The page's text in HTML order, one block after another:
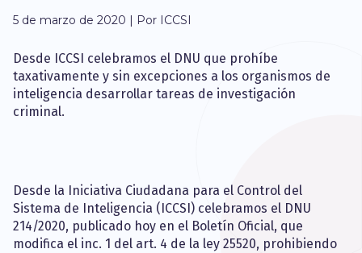
5 de marzo de 2020 | Por ICCSI
Desde ICCSI celebramos el DNU que prohíbe
taxativamente y sin excepciones a los organismos de
inteligencia desarrollar tareas de investigación
criminal.
Desde la Iniciativa Ciudadana para el Control del
Sistema de Inteligencia (ICCSI) celebramos el DNU
214/2020, publicado hoy en el Boletín Oficial, que
modifica el inc. 1 del art. 4 de la ley 25520, prohibiendo